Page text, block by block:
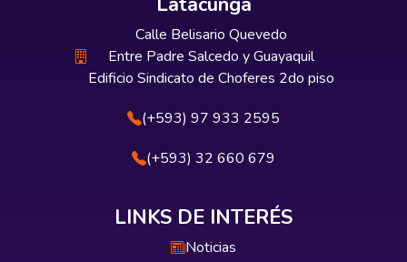
Calle Belisario Quevedo
Entre Padre Salcedo y Guayaquil
Edificio Sindicato de Choferes 2do piso
(+593) 97 933 2595
(+593) 32 660 679
LINKS DE INTERÉS
Noticias